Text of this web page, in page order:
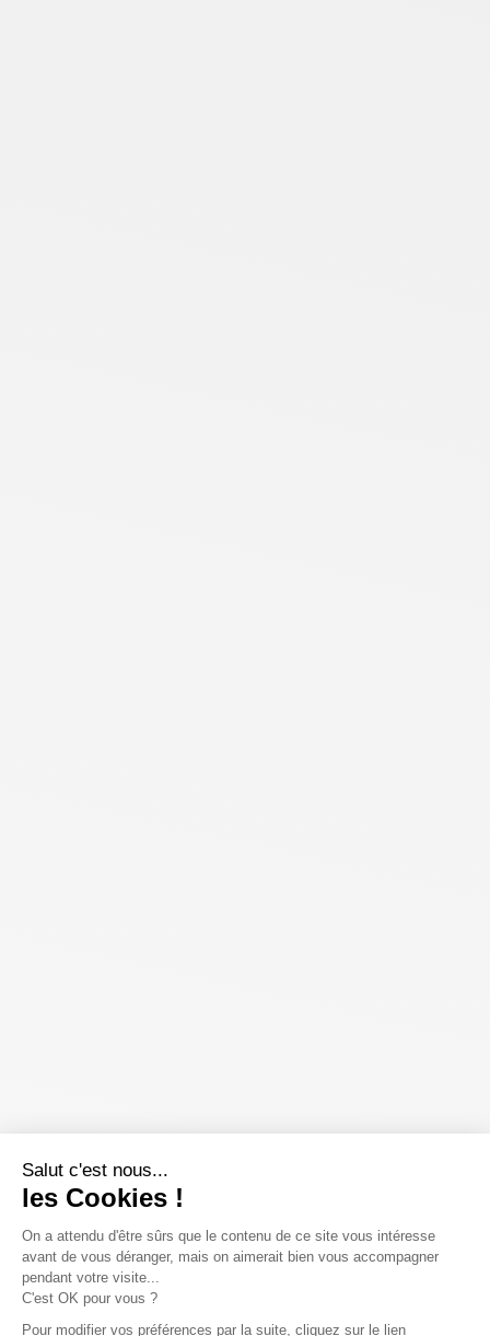
Salut c'est nous...
les Cookies !
On a attendu d'être sûrs que le contenu de ce site vous intéresse
avant de vous déranger, mais on aimerait bien vous accompagner
pendant votre visite...
C'est OK pour vous ?
Pour modifier vos préférences par la suite, cliquez sur le lien